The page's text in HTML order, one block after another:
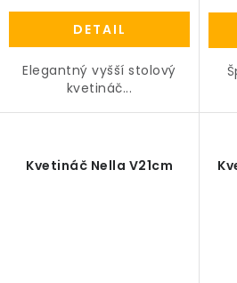
DETAIL
Elegantný vyšší stolový
kvetináč...
Kvetináč Nella V21cm